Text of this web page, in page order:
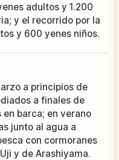
adultos y 1.200
y el recorrido por la
y 600 yenes niños.
a principios de
a finales de
barca; en verano
junto al agua a
con cormoranes
y de Arashiyama.